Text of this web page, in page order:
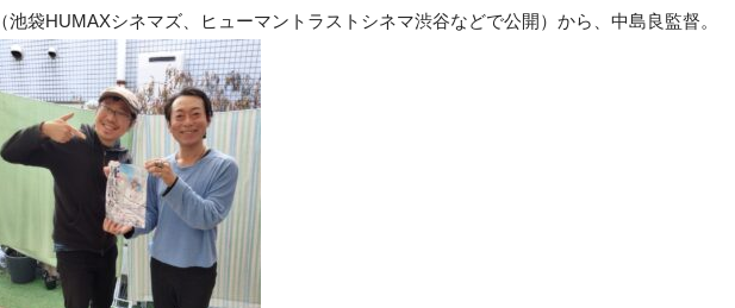
（池袋HUMAXシネマズ、ヒューマントラストシネマ渋谷などで公開）から、中島良監督。